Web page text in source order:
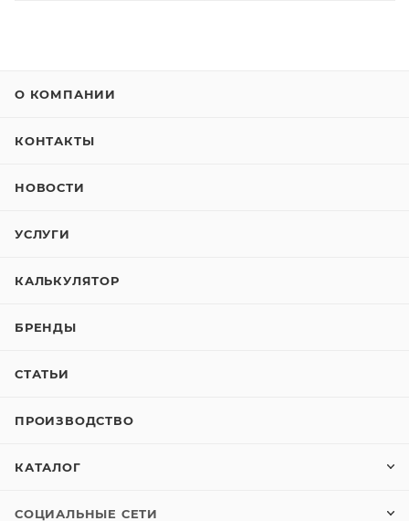
О КОМПАНИИ
КОНТАКТЫ
НОВОСТИ
УСЛУГИ
КАЛЬКУЛЯТОР
БРЕНДЫ
СТАТЬИ
ПРОИЗВОДСТВО
КАТАЛОГ
СОЦИАЛЬНЫЕ СЕТИ